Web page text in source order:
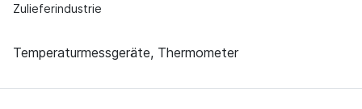
Zulieferindustrie
Temperaturmessgeräte, Thermometer